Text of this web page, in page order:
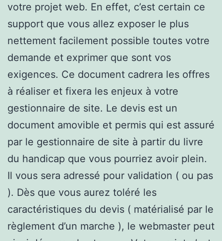
votre projet web. En effet, c’est certain ce
support que vous allez exposer le plus
nettement facilement possible toutes votre
demande et exprimer que sont vos
exigences. Ce document cadrera les offres
à réaliser et fixera les enjeux à votre
gestionnaire de site. Le devis est un
document amovible et permis qui est assuré
par le gestionnaire de site à partir du livre
du handicap que vous pourriez avoir plein.
Il vous sera adressé pour validation ( ou pas
). Dès que vous aurez toléré les
caractéristiques du devis ( matérialisé par le
règlement d’un marche ), le webmaster peut